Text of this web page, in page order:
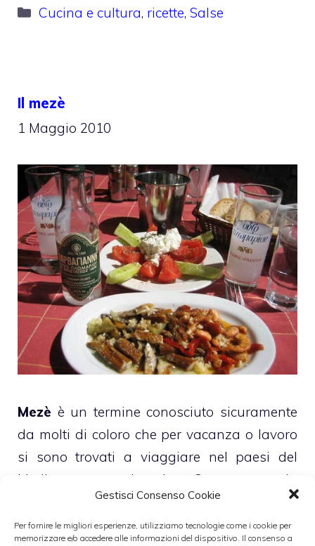
Gestisci Consenso Cookie
Per fornire le migliori esperienze, utilizziamo tecnologie come i cookie per
memorizzare e/o accedere alle informazioni del dispositivo. Il consenso a
Categorie
Cucina e cultura, ricette,Salse
Il mezè
1 Maggio 2010
Mezè è un termine conosciuto sicuramente
da molti di coloro che per vacanza o lavoro
si sono trovati a viaggiare nel paesi del
Mediterraneo orientale. Questa parola
identifica in Turchia come in Grecia, sulle
coste balcaniche della Bosnia come in